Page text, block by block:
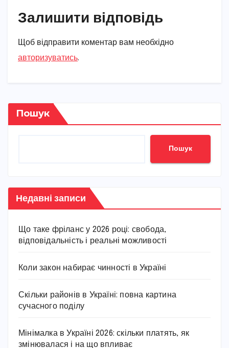
Залишити відповідь
Щоб відправити коментар вам необхідно
авторизуватись.
Пошук
Пошук
Недавні записи
Що таке фріланс у 2026 році: свобода,
відповідальність і реальні можливості
Коли закон набирає чинності в Україні
Скільки районів в Україні: повна картина
сучасного поділу
Мінімалка в Україні 2026: скільки платять, як
змінювалася і на що впливає